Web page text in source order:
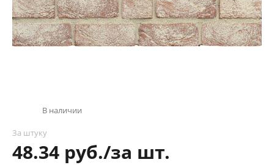
В наличии
За штуку
48.34 руб./за шт.